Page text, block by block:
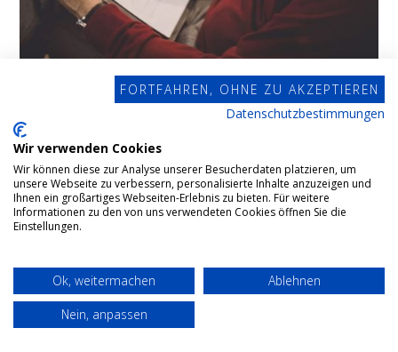
Testamentsvollstreckung
In einem Testament wird geregelt, wer was vom
Nachlass bekommt. Trotzdem kann hierbei schnell
ein Chaos entstehen. In einem solchen Fall kommt
MEHR ERFAHREN
FORTFAHREN, OHNE ZU AKZEPTIEREN
Datenschutzbestimmungen
Wir verwenden Cookies
Wir können diese zur Analyse unserer Besucherdaten platzieren, um
unsere Webseite zu verbessern, personalisierte Inhalte anzuzeigen und
Ihnen ein großartiges Webseiten-Erlebnis zu bieten. Für weitere
Informationen zu den von uns verwendeten Cookies öffnen Sie die
Einstellungen.
Ok, weitermachen
Ablehnen
Nein, anpassen